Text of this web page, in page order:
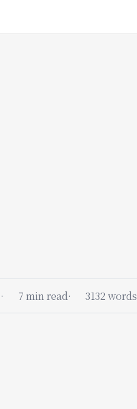
7 min read
3132 words